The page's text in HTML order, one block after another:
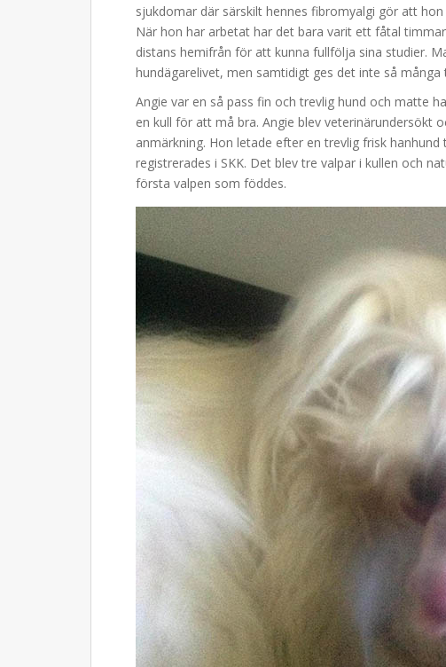
sjukdomar där särskilt hennes fibromyalgi gör att
När hon har arbetat har det bara varit ett fåtal
distans hemifrån för att kunna fullfölja sina studier.
hundägarelivet, men samtidigt ges det inte så
Angie var en så pass fin och trevlig hund och matte
en kull för att må bra. Angie blev veterinärundersökt
anmärkning. Hon letade efter en trevlig frisk
registrerades i SKK. Det blev tre valpar i kullen och
första valpen som föddes.